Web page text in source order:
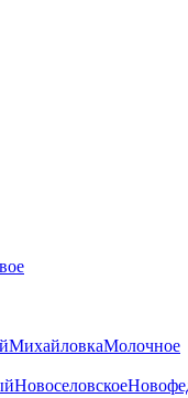
МихайловкаМолочное
Новоселовское